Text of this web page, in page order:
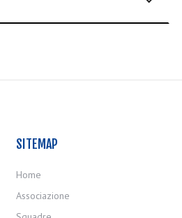
SITEMAP
Home
Associazione